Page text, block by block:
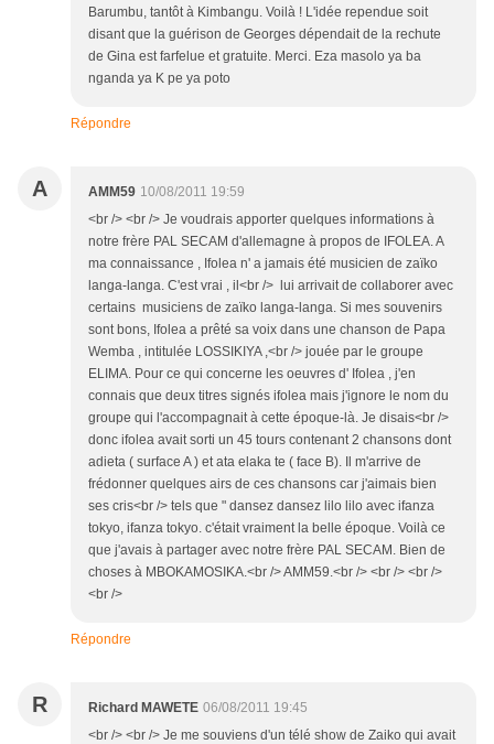
Barumbu, tantôt à Kimbangu. Voilà ! L'idée rependue soit
disant que la guérison de Georges dépendait de la rechute
de Gina est farfelue et gratuite. Merci. Eza masolo ya ba
nganda ya K pe ya poto
Répondre
A AMM59 10/08/2011 19:59
<br /> <br /> Je voudrais apporter quelques informations à
notre frère PAL SECAM d'allemagne à propos de IFOLEA. A
ma connaissance , Ifolea n' a jamais été musicien de zaïko
langa-langa. C'est vrai , il<br /> lui arrivait de collaborer avec
certains musiciens de zaïko langa-langa. Si mes souvenirs
sont bons, Ifolea a prêté sa voix dans une chanson de Papa
Wemba , intitulée LOSSIKIYA ,<br /> jouée par le groupe
ELIMA. Pour ce qui concerne les oeuvres d' Ifolea , j'en
connais que deux titres signés ifolea mais j'ignore le nom du
groupe qui l'accompagnait à cette époque-là. Je disais<br />
donc ifolea avait sorti un 45 tours contenant 2 chansons dont
adieta ( surface A ) et ata elaka te ( face B). Il m'arrive de
frédonner quelques airs de ces chansons car j'aimais bien
ses cris<br /> tels que " dansez dansez lilo lilo avec ifanza
tokyo, ifanza tokyo. c'était vraiment la belle époque. Voilà ce
que j'avais à partager avec notre frère PAL SECAM. Bien de
choses à MBOKAMOSIKA.<br /> AMM59.<br /> <br /> <br />
<br />
Répondre
R Richard MAWETE 06/08/2011 19:45
<br /> <br /> Je me souviens d'un télé show de Zaiko qui avait